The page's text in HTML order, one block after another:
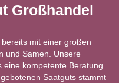
Großhandel
mit einer großen
und Samen. Unsere
eine kompetente Beratung
Saatguts stammt